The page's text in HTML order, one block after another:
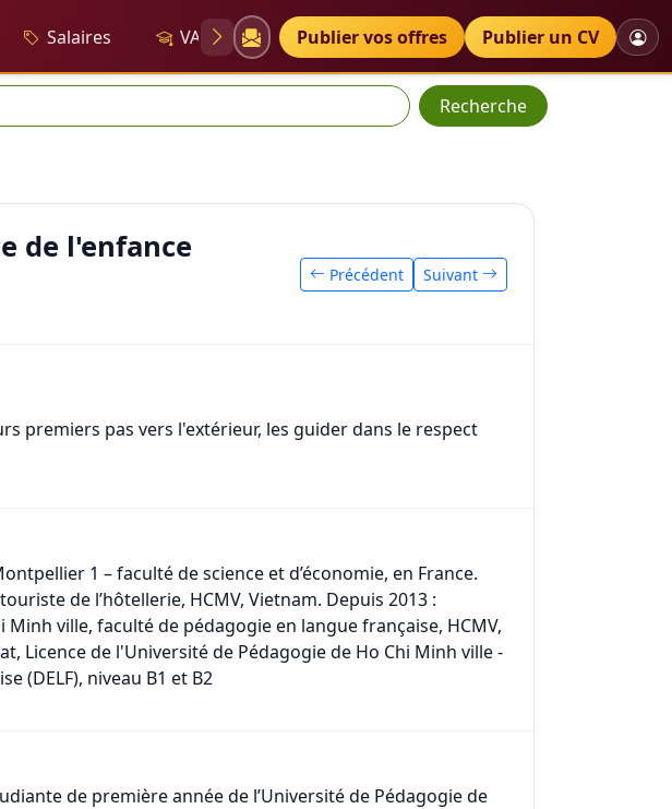
Salaires VAE Diplômes Petites annonces
Publier vos offres Publier un CV
Recherche
de l'enfance
Précédent Suivant
premiers pas vers l'extérieur, les guider dans le respect
1 – faculté de science et d’économie, en France.
de l’hôtellerie, HCMV, Vietnam. Depuis 2013 :
Minh ville, faculté de pédagogie en langue française, HCMV,
Licence de l'Université de Pédagogie de Ho Chi Minh ville -
(DELF), niveau B1 et B2
de première année de l’Université de Pédagogie de